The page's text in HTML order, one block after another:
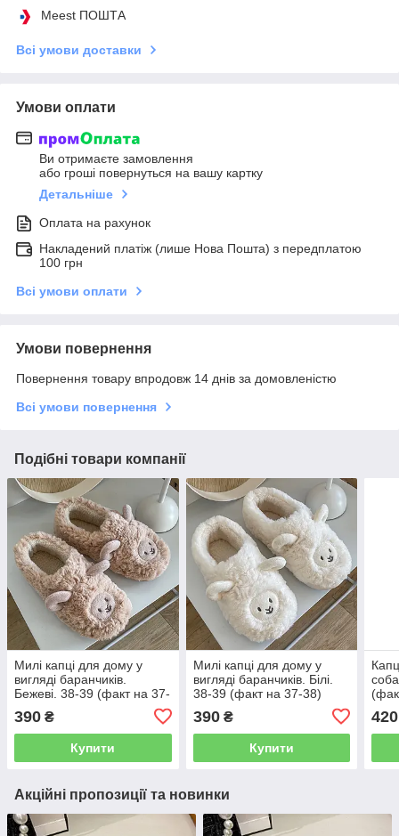
Meest ПОШТА
Всі умови доставки
Умови оплати
Ви отримаєте замовлення
або гроші повернуться на вашу картку
Детальніше
Оплата на рахунок
Накладений платіж (лише Нова Пошта) з передплатою
100 грн
Всі умови оплати
Умови повернення
Повернення товару впродовж 14 днів за домовленістю
Всі умови повернення
Подібні товари компанії
Милі капці для дому у
вигляді баранчиків.
Бежеві. 38-39 (факт на 37-
390 ₴
Купити
Милі капці для дому у
вигляді баранчиків. Білі.
38-39 (факт на 37-38)
390₴
Купити
420
Акційні пропозиції та новинки